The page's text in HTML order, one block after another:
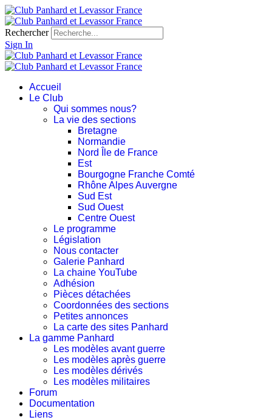
Rechercher
Sign In
Accueil
Le Club
Qui sommes nous?
La vie des sections
Bretagne
Normandie
Nord Île de France
Est
Bourgogne Franche Comté
Rhône Alpes Auvergne
Sud Est
Sud Ouest
Centre Ouest
Le programme
Législation
Nous contacter
Galerie Panhard
La chaine YouTube
Adhésion
Pièces détachées
Coordonnées des sections
Petites annonces
La carte des sites Panhard
La gamme Panhard
Les modèles avant guerre
Les modèles après guerre
Les modèles dérivés
Les modèles militaires
Forum
Documentation
Liens